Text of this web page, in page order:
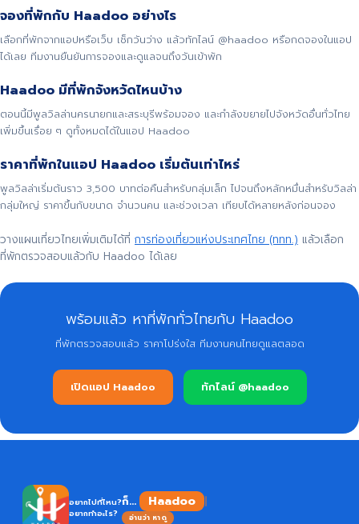
จองที่พักกับ Haadoo อย่างไร
เลือกที่พักจากแอปหรือเว็บ เช็กวันว่าง แล้วทักไลน์ @haadoo หรือกดจองในแอป
ได้เลย ทีมงานยืนยันการจองและดูแลจนถึงวันเข้าพัก
Haadoo มีที่พักจังหวัดไหนบ้าง
ตอนนี้มีพูลวิลล่านครนายกและสระบุรีพร้อมจอง และกำลังขยายไปจังหวัดอื่นทั่วไทย
เพิ่มขึ้นเรื่อย ๆ ดูทั้งหมดได้ในแอป Haadoo
ราคาที่พักในแอป Haadoo เริ่มต้นเท่าไหร่
พูลวิลล่าเริ่มต้นราว 3,500 บาทต่อคืนสำหรับกลุ่มเล็ก ไปจนถึงหลักหมื่นสำหรับวิลล่า
กลุ่มใหญ่ ราคาขึ้นกับขนาด จำนวนคน และช่วงเวลา เทียบได้หลายหลังก่อนจอง
วางแผนเที่ยวไทยเพิ่มเติมได้ที่ การท่องเที่ยวแห่งประเทศไทย (ททท.) แล้วเลือก
ที่พักตรวจสอบแล้วกับ Haadoo ได้เลย
พร้อมแล้ว หาที่พักทั่วไทยกับ Haadoo
ที่พักตรวจสอบแล้ว ราคาโปร่งใส ทีมงานคนไทยดูแลตลอด
เปิดแอป Haadoo ทักไลน์ @haadoo
อยากไปที่ไหน?
อยากทำอะไร?
ก็... Haa
อ่านว่า หาดู